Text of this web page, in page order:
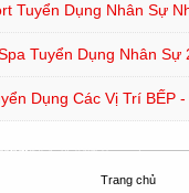
Tuyển Dụng Nhân Sự
Tuyển Dụng Nhân Sự
Dụng Các Vị Trí BẾP
Trang chủ